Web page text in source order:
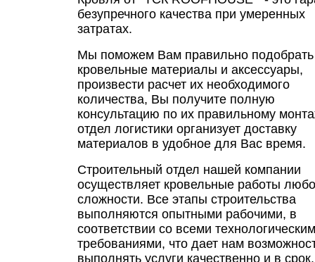
безупречного качества при умеренных
затратах.
Мы поможем Вам правильно подобрать
кровельные материалы и аксессуары,
произвести расчет их необходимого
количества, Вы получите полную
консультацию по их правильному
отдел логистики организует доставку
материалов в удобное для Вас время.
Строительный отдел нашей компании
осуществляет кровельные работы
сложности. Все этапы строительства
выполняются опытными рабочими, в
соответствии со всеми
требованиями, что дает нам
выполнять услуги качественно и в